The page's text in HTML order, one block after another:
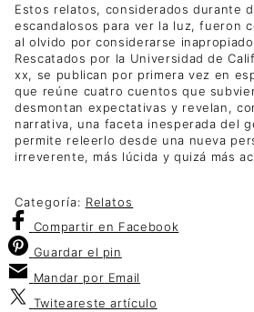
Estos relatos, considerados durante
escandalosos para ver la luz, fueron
al olvido por considerarse
Rescatados por la Universidad de
xx, se publican por primera vez en
que reúne cuatro cuentos que
desmontan expectativas y revelan,
narrativa, una faceta inesperada del
permite releerlo desde una nueva
irreverente, más lúcida y quizá más
Categoría: Relatos
Compartir en Facebook
Guardar el pin
Mandar por Email
Twiteareste artículo